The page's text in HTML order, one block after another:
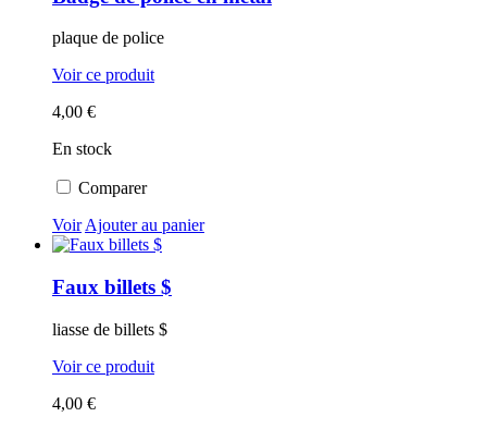
plaque de police
Voir ce produit
4,00 €
En stock
Comparer
Voir Ajouter au panier
Faux billets $
liasse de billets $
Voir ce produit
4,00 €